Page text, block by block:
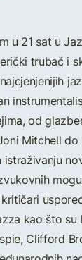
u 21 sat u
trubač i
od
Mitchell do
kao što su
Clifford